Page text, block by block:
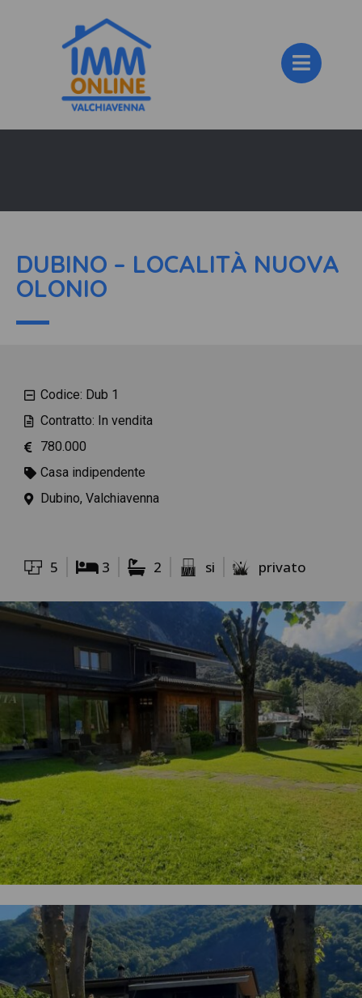
DUBINO – LOCALITÀ NUOVA
OLONIO
Codice: Dub 1
Contratto: In vendita
780.000
Casa indipendente
Dubino, Valchiavenna
5 3 2 si privato